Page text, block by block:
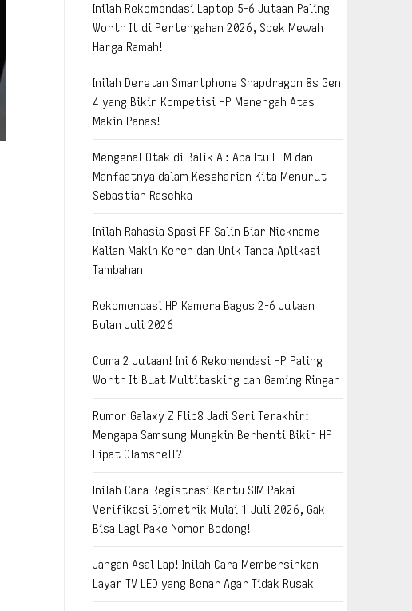
Inilah Rekomendasi Laptop 5-6 Jutaan Paling
Worth It di Pertengahan 2026, Spek Mewah
Harga Ramah!
Inilah Deretan Smartphone Snapdragon 8s Gen
4 yang Bikin Kompetisi HP Menengah Atas
Makin Panas!
Mengenal Otak di Balik AI: Apa Itu LLM dan
Manfaatnya dalam Keseharian Kita Menurut
Sebastian Raschka
Inilah Rahasia Spasi FF Salin Biar Nickname
Kalian Makin Keren dan Unik Tanpa Aplikasi
Tambahan
Rekomendasi HP Kamera Bagus 2-6 Jutaan
Bulan Juli 2026
Cuma 2 Jutaan! Ini 6 Rekomendasi HP Paling
Worth It Buat Multitasking dan Gaming Ringan
Rumor Galaxy Z Flip8 Jadi Seri Terakhir:
Mengapa Samsung Mungkin Berhenti Bikin HP
Lipat Clamshell?
Inilah Cara Registrasi Kartu SIM Pakai
Verifikasi Biometrik Mulai 1 Juli 2026, Gak
Bisa Lagi Pake Nomor Bodong!
Jangan Asal Lap! Inilah Cara Membersihkan
Layar TV LED yang Benar Agar Tidak Rusak